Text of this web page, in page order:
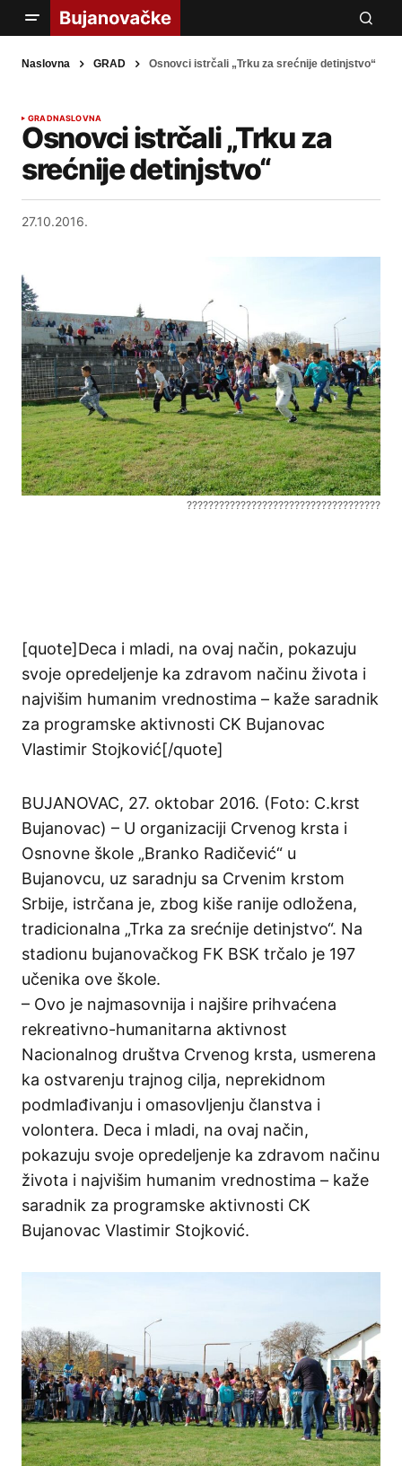
Naslovna GRAD Osnovci istrčali „Trku za srećnije detinjstvo“
GRADNASLOVNA
Osnovci istrčali „Trku za
srećnije detinjstvo“
27.10.2016.
????????????????????????????????????
[quote]Deca i mladi, na ovaj način, pokazuju
svoje opredeljenje ka zdravom načinu života i
najvišim humanim vrednostima – kaže saradnik
za programske aktivnosti CK Bujanovac
Vlastimir Stojković[/quote]
BUJANOVAC, 27. oktobar 2016. (Foto: C.krst
Bujanovac) – U organizaciji Crvenog krsta i
Osnovne škole „Branko Radičević“ u
Bujanovcu, uz saradnju sa Crvenim krstom
Srbije, istrčana je, zbog kiše ranije odložena,
tradicionalna „Trka za srećnije detinjstvo“. Na
stadionu bujanovačkog FK BSK trčalo je 197
učenika ove škole.
– Ovo je najmasovnija i najšire prihvaćena
rekreativno-humanitarna aktivnost
Nacionalnog društva Crvenog krsta, usmerena
ka ostvarenju trajnog cilja, neprekidnom
podmlađivanju i omasovljenju članstva i
volontera. Deca i mladi, na ovaj način,
pokazuju svoje opredeljenje ka zdravom načinu
života i najvišim humanim vrednostima – kaže
saradnik za programske aktivnosti CK
Bujanovac Vlastimir Stojković.